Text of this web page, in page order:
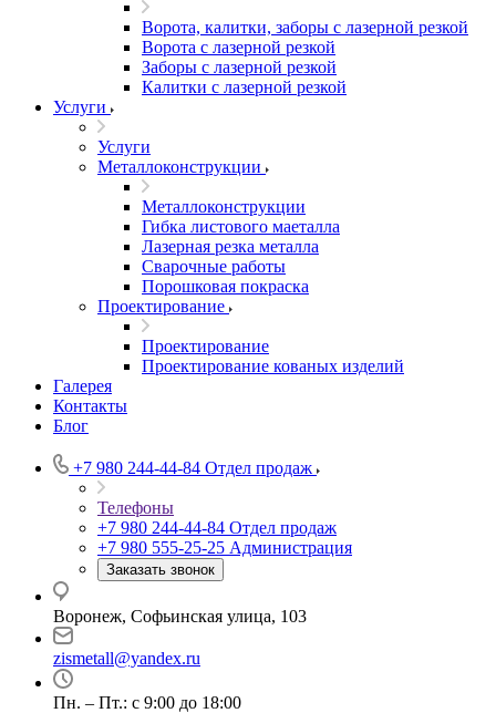
Ворота, калитки, заборы с лазерной резкой
Ворота с лазерной резкой
Заборы с лазерной резкой
Калитки с лазерной резкой
Услуги
Услуги
Металлоконструкции
Металлоконструкции
Гибка листового маеталла
Лазерная резка металла
Сварочные работы
Порошковая покраска
Проектирование
Проектирование
Проектирование кованых изделий
Галерея
Контакты
Блог
+7 980 244-44-84 Отдел продаж
Телефоны
+7 980 244-44-84 Отдел продаж
+7 980 555-25-25 Администрация
Заказать звонок
Воронеж, Софьинская улица, 103
zismetall@yandex.ru
Пн. – Пт.: с 9:00 до 18:00